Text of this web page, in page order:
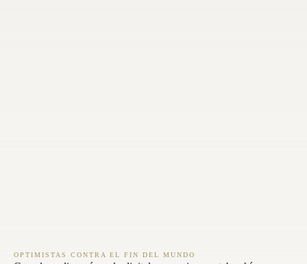
OPTIMISTAS CONTRA EL FIN DEL MUNDO